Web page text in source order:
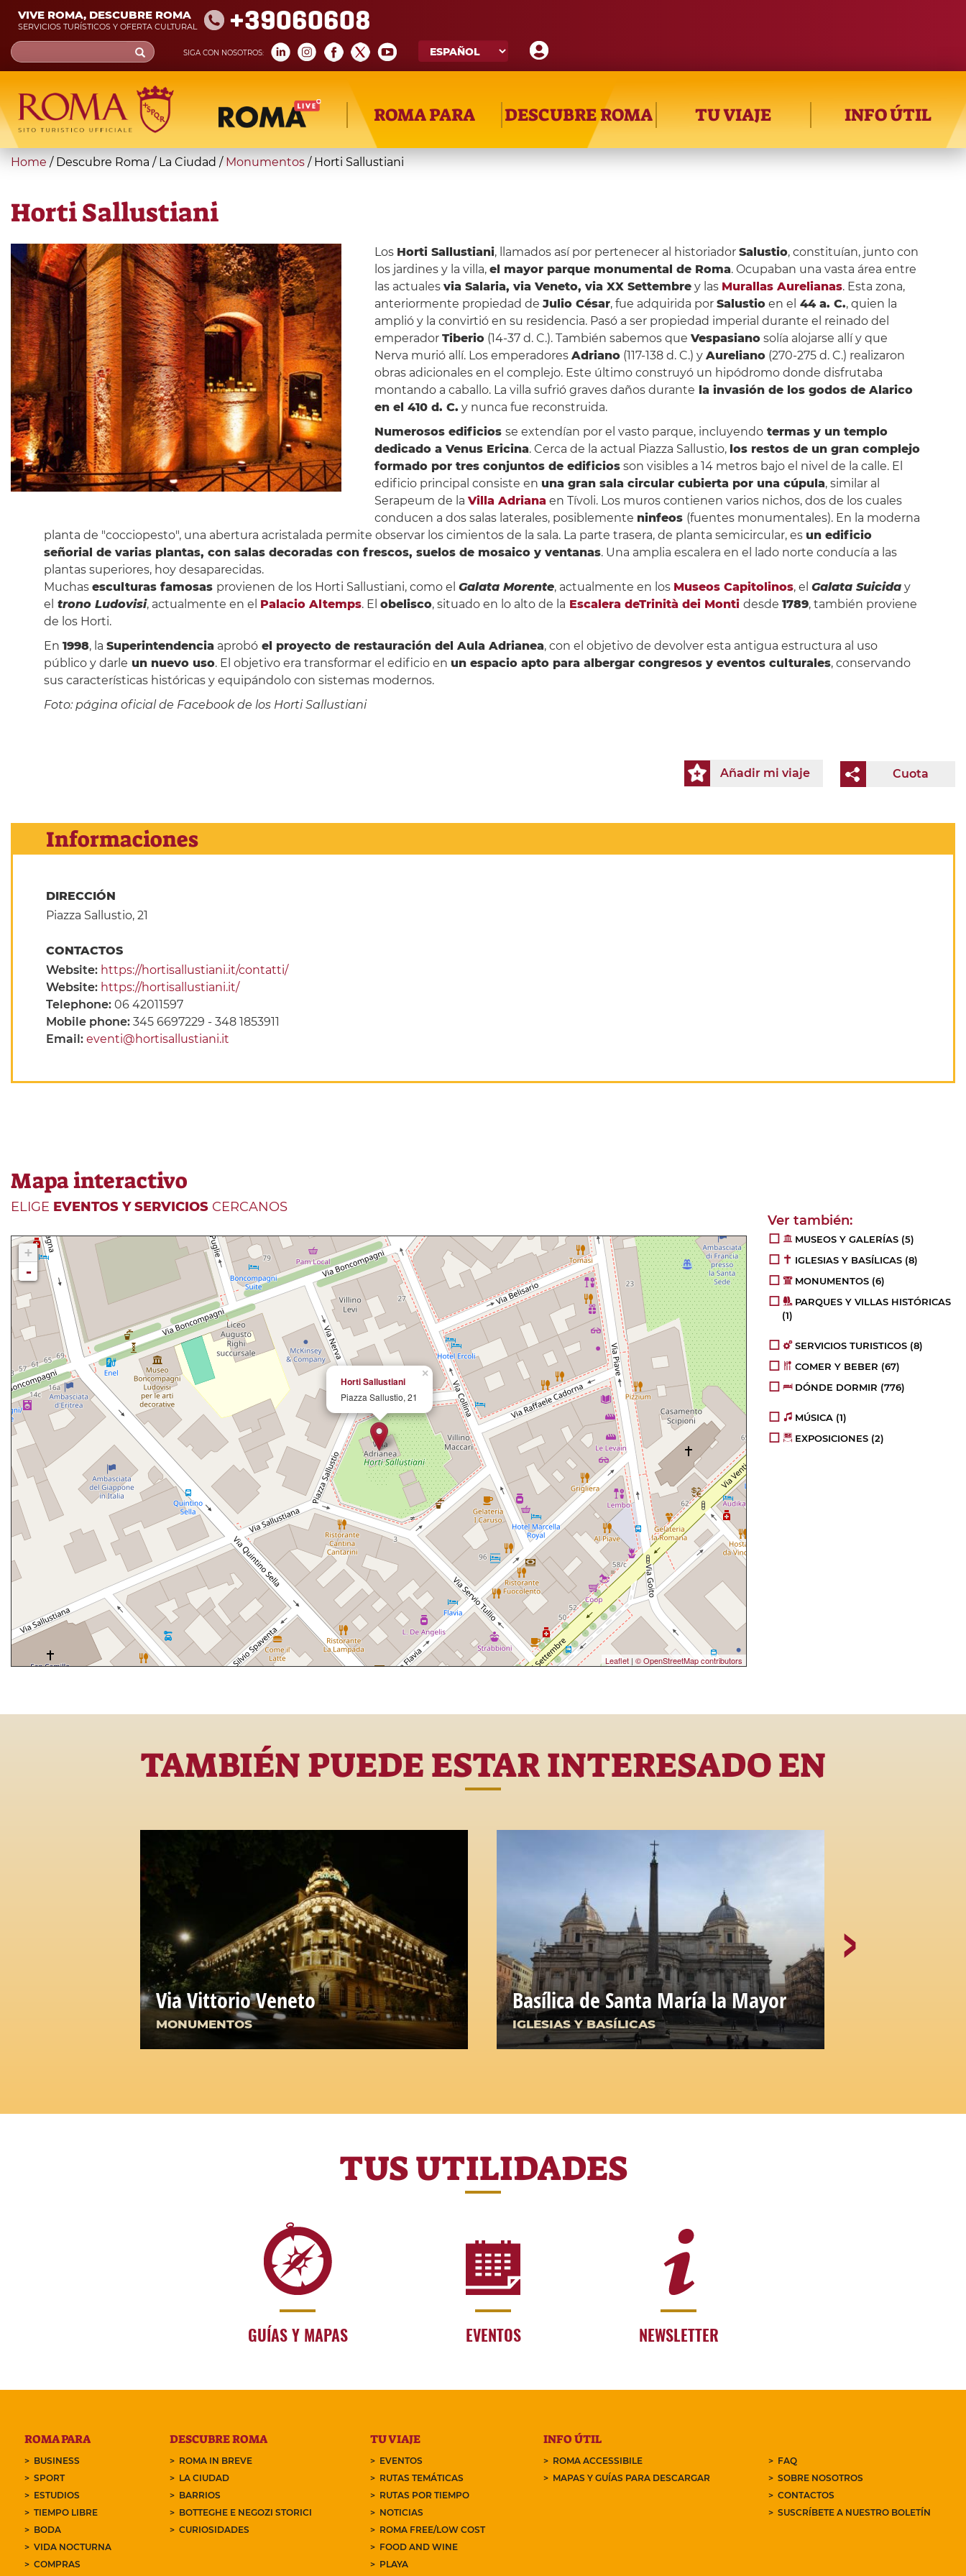
Skip
main
content
VIVE ROMA, DESCUBRE ROMA
SERVICIOS TURÍSTICOS Y OFERTA CULTURAL +39060608
SIGA CON NOSOTROS:
Search
form
Búsqueda
ROMA PARA DESCUBRE ROMA TU VIAJE INFO ÚTIL
You
here
Home / Descubre Roma / La Ciudad / Monumentos / Horti Sallustiani
Horti Sallustiani
Los Horti Sallustiani, llamados así por pertenecer al historiador Salustio, constituían, junto con
los jardines y la villa, el mayor parque monumental de Roma. Ocupaban una vasta área entre
las actuales via Salaria, via Veneto, via XX Settembrey las Murallas Aurelianas. Esta zona,
anteriormente propiedad de Julio César, fue adquirida por Salustioen el 44 a. C., quien la
amplió y la convirtió en su residencia. Pasó a ser propiedad imperial durante el reinado del
emperador Tiberio(14-37 d. C.). También sabemos que Vespasianosolía alojarse allí y que
Nerva murió allí. Los emperadores Adriano(117-138 d. C.) y Aureliano(270-275 d. C.) realizaron
obras adicionales en el complejo. Este último construyó un hipódromo donde disfrutaba
montando a caballo. La villa sufrió graves daños durante la invasión de los godos de Alarico
en el 410 d. C. y nunca fue reconstruida.
Numerosos edificios se extendían por el vasto parque, incluyendotermas y un templo
dedicado a Venus Ericina. Cerca de la actual Piazza Sallustio, los restos de un gran complejo
formado por tres conjuntos de edificiosson visibles a 14 metros bajo el nivel de la calle. El
edificio principal consiste en una gran sala circular cubierta por una cúpula, similar al
Serapeum de la Villa Adrianaen Tívoli. Los muros contienen varios nichos, dos de los cuales
conducen a dos salas laterales, posiblemente ninfeos (fuentes monumentales). En la moderna
planta de "cocciopesto", una abertura acristalada permite observar los cimientos de la sala. La parte trasera, de planta semicircular, es un edificio
señorial de varias plantas, con salas decoradas con frescos, suelos de mosaico y ventanas. Una amplia escalera en el lado norte conducía a las
plantas superiores, hoy desaparecidas.
Muchas esculturas famosas provienen de los Horti Sallustiani, como el Galata Morente, actualmente en los Museos Capitolinos, el Galata Suiciday
el trono Ludovisi, actualmente en el Palacio Altemps. El obelisco, situado en lo alto de la Escalera deTrinità dei Monti desde 1789, también proviene
de los Horti.
En 1998, la Superintendencia aprobóel proyecto de restauración del Aula Adrianea, con el objetivo de devolver esta antigua estructura al uso
público y darle un nuevo uso. El objetivo era transformar el edificio en un espacio apto para albergar congresos y eventos culturales, conservando
sus características históricas y equipándolo con sistemas modernos.
Foto: página oficial de Facebook de los Horti Sallustiani
Cuota
Añadir mi viaje
Informaciones
DIRECCIÓN
Piazza Sallustio, 21
CONTACTOS
Website: https://hortisallustiani.it/contatti/
Website: https://hortisallustiani.it/
Telephone: 06 42011597
Mobile phone: 345 6697229 - 348 1853911
Email: eventi@hortisallustiani.it
Mapa interactivo
ELIGE EVENTOS Y SERVICIOS CERCANOS
×
Horti Sallustiani
Piazza Sallustio, 21
+
-
Leaflet | © OpenStreetMap contributors
MUSEOS Y GALERÍAS (5)
IGLESIAS Y BASÍLICAS (8)
MONUMENTOS (6)
PARQUES Y VILLAS HISTÓRICAS
(1)
SERVICIOS TURISTICOS (8)
COMER Y BEBER (67)
DÓNDE DORMIR (776)
MÚSICA (1)
EXPOSICIONES (2)
TAMBIÉN PUEDE ESTAR INTERESADO EN
Via Vittorio Veneto
MONUMENTOS
Basílica de Santa María la Mayor
IGLESIAS Y BASÍLICAS
TUS UTILIDADES
GUÍAS Y MAPAS EVENTOS NEWSLETTER
ROMA PARA
BUSINESS
SPORT
ESTUDIOS
TIEMPO LIBRE
BODA
VIDA NOCTURNA
COMPRAS
DESCUBRE ROMA
ROMA IN BREVE
LA CIUDAD
BARRIOS
BOTTEGHE E NEGOZI STORICI
CURIOSIDADES
TU VIAJE
EVENTOS
RUTAS TEMÁTICAS
RUTAS POR TIEMPO
NOTICIAS
ROMA FREE/LOW COST
FOOD AND WINE
PLAYA
INFO ÚTIL
ROMA ACCESSIBILE
MAPAS Y GUÍAS PARA DESCARGAR
FAQ
SOBRE NOSOTROS
CONTACTOS
SUSCRÍBETE A NUESTRO BOLETÍN